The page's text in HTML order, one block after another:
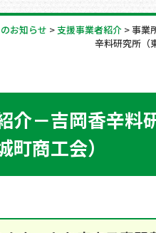
お知らせ > 支援事業者紹介>事業
辛料研究所（
介－吉岡香辛料
町商工会）